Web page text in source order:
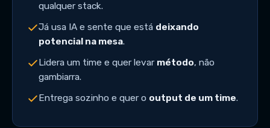
qualquer stack.
Já usa IA e sente que está deixando
potencial na mesa.
Lidera um time e quer levar método, não
gambiarra.
Entrega sozinho e quer o output de um time.